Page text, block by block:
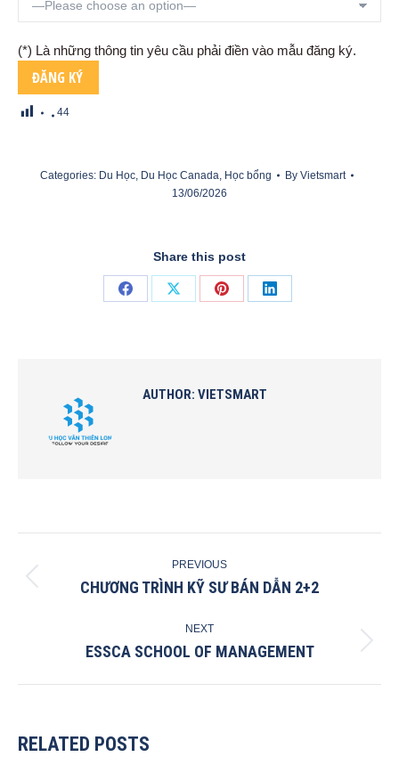
(*) Là những thông tin yêu cầu phải điền vào mẫu đăng ký.
44
Categories: Du Học, Du Học Canada, Học bổng By Vietsmart
13/06/2026
Share this post
Share
Share
Share
Share
AUTHOR: VIETSMART
NAVIGATION
PREVIOUS
Previous
CHƯƠNG TRÌNH KỸ SƯ BÁN DẪN 2+2
NEXT
Next
ESSCA SCHOOL OF MANAGEMENT
RELATED POSTS